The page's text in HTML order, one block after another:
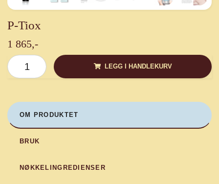
P-Tiox
1 865,-
LEGG I HANDLEKURV
OM PRODUKTET
BRUK
NØKKELINGREDIENSER